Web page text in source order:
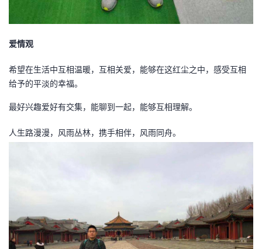
爱情观
希望在生活中互相温暖，互相关爱，能够在这红尘之中，感受互相
给予的平淡的幸福。
最好兴趣爱好有交集，能聊到一起，能够互相理解。
人生路漫漫，风雨丛林，携手相伴，风雨同舟。